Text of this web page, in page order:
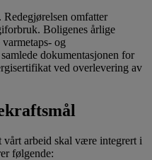
omfatter
Boligenes årlige
og
dokumentasjonen for
ved overlevering av
arbeid skal være integrert i
følgende: